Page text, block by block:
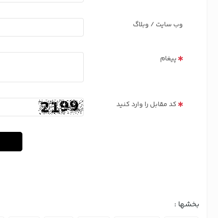
وب سایت / وبلاگ
پیغام
کد مقابل را وارد کنید
بخشها :